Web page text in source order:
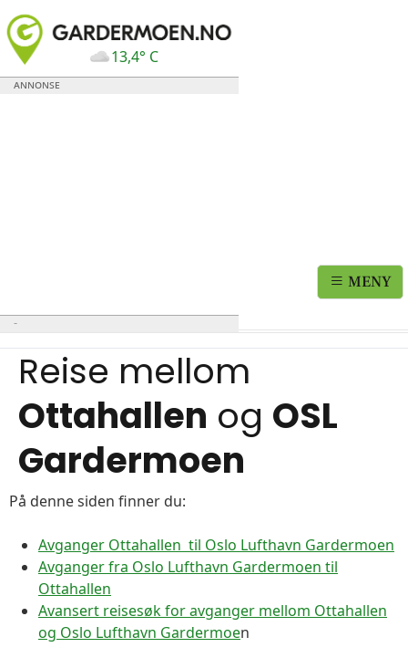
13,4° C
MENY
Reise mellom
Ottahallen og OSL
Gardermoen
På denne siden finner du:
Avganger Ottahallen til Oslo Lufthavn Gardermoen
Avganger fra Oslo Lufthavn Gardermoen til
Ottahallen
Avansert reisesøk for avganger mellom Ottahallen
og Oslo Lufthavn Gardermoen